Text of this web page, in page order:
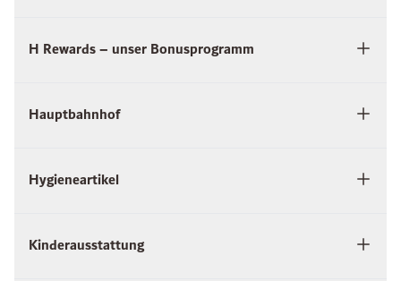
H Rewards – unser Bonusprogramm
Hauptbahnhof
Hygieneartikel
Kinderausstattung